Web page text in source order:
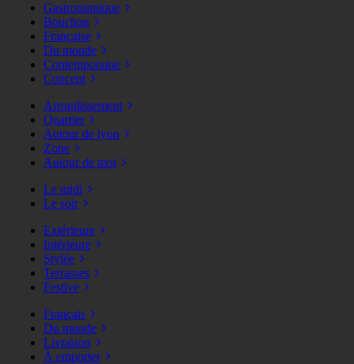
Gastronomique
Bouchon
Française
Du monde
Contemporaine
Concept
Arrondissement
Quartier
Autour de lyon
Zone
Autour de moi
Le midi
Le soir
Extérieure
Intérieure
Stylée
Terrasses
Festive
Français
Du monde
Livraison
À emporter